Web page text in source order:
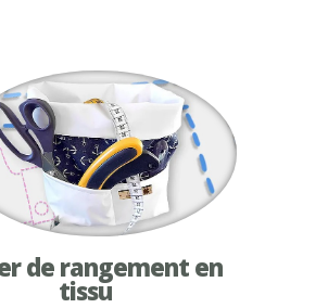
de rangement en
tissu